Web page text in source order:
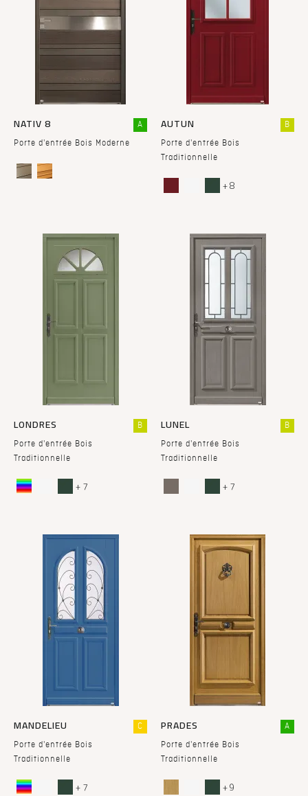
NATIV 8
Porte d'entrée Bois Moderne
A AUTUN
Porte d'entrée Bois
Traditionnelle
B
+ 8
LONDRES
Porte d'entrée Bois
Traditionnelle
B
+ 7
LUNEL
Porte d'entrée Bois
Traditionnelle
B
+ 7
MANDELIEU
Porte d'entrée Bois
Traditionnelle
C
+ 7
PRADES
Porte d'entrée Bois
Traditionnelle
A
+ 9